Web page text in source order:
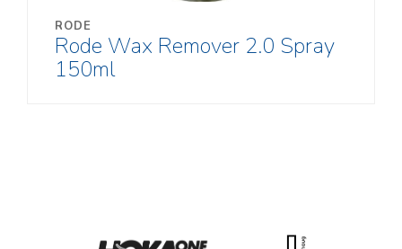
RODE
Rode Wax Remover 2.0 Spray
150ml